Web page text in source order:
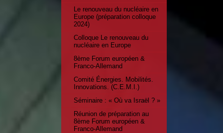
Le renouveau du nucléaire en
Europe (préparation colloque
2024)
Colloque Le renouveau du
nucléaire en Europe
8ème Forum européen &
Franco-Allemand
Comité Énergies. Mobilités.
Innovations. (C.E.M.I.)
Séminaire : « Où va Israël ? »
Réunion de préparation au
8ème Forum européen &
Franco-Allemand